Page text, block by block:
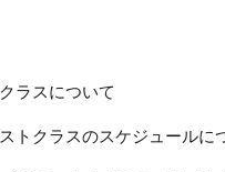
ラスについて
トクラスのスケジュールに